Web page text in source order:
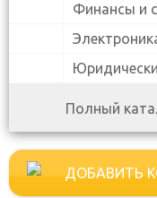
Финансы и
Полный
ДОБАВИТЬ